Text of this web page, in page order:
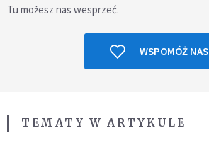
Tu możesz nas wesprzeć.
WSPOMÓŻ NAS
TEMATY W ARTYKULE